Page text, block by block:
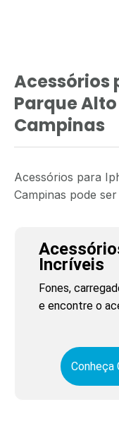
Acessórios
Parque
Campinas
Acessórios para
Campinas pode
Incríveis
Fones,
e encontre o
Conheça